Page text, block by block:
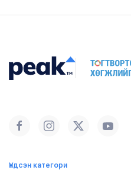
Үндсэн категори